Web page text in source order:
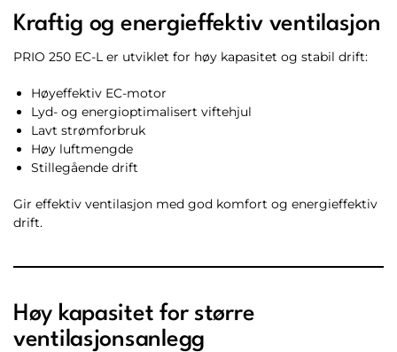
Kraftig og energieffektiv ventilasjon
PRIO 250 EC-L er utviklet for høy kapasitet og stabil drift:
Høyeffektiv EC-motor
Lyd- og energioptimalisert viftehjul
Lavt strømforbruk
Høy luftmengde
Stillegående drift
Gir effektiv ventilasjon med god komfort og energieffektiv
drift.
Høy kapasitet for større
ventilasjonsanlegg